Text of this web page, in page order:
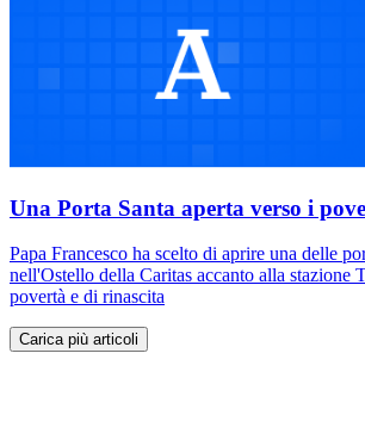
Una Porta Santa aperta verso i
Papa Francesco ha scelto di aprire una delle
nell'Ostello della Caritas accanto alla stazione
povertà e di rinascita
Carica più articoli